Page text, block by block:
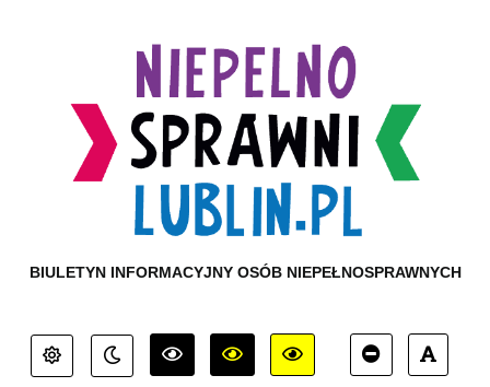
BIULETYN INFORMACYJNY OSÓB NIEPEŁNOSPRAWNYCH